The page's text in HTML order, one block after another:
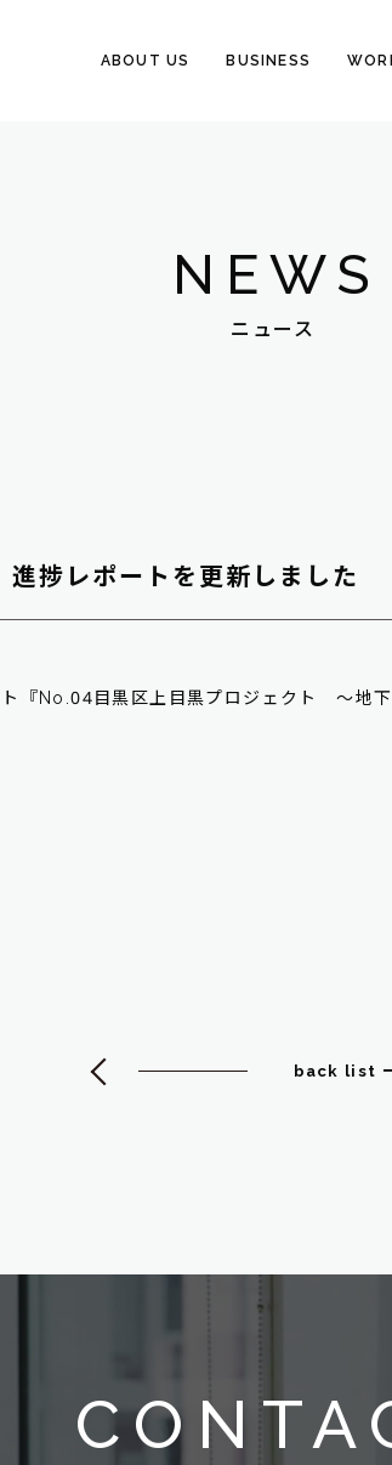
ABOUT US BUSINESS
NEWS
ニュース
捗レポートを更新しました
『No.04目黒区上目黒プロジェクト ～地
back list